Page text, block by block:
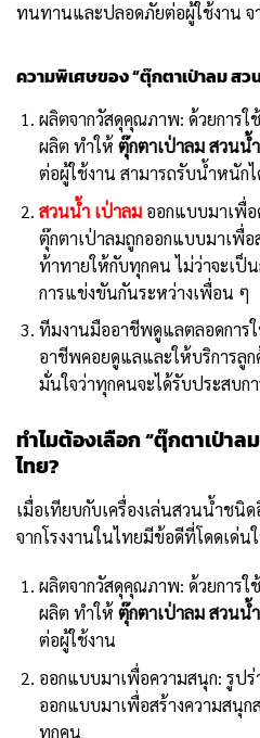
ทนทานและปลอดภัยต่อผู้ใช้งาน จ
ความพิเศษของ “ตุ๊กตาเป่าลม สว
ผลิตจากวัสดุคุณภาพ: ด้วยการใ
ผลิต ทำให้ ตุ๊กตาเป่าลม สวนน้ำ
ต่อผู้ใช้งาน สามารถรับน้ำหนัก
สวนน้ำ เป่าลม ออกแบบมาเพื่
ตุ๊กตาเป่าลมถูกออกแบบมาเพื่
ท้าทายให้กับทุกคน ไม่ว่าจะเป็
การแข่งขันกันระหว่างเพื่อน ๆ
ทีมงานมืออาชีพดูแลตลอดการ
อาชีพคอยดูแลและให้บริการลูก
มั่นใจว่าทุกคนจะได้รับประสบก
ทำไมต้องเลือก “ตุ๊กตาเป่าล
ไทย?
เมื่อเทียบกับเครื่องเล่นสวนน้ำชนิ
จากโรงงานในไทยมีข้อดีที่โดดเด่
ผลิตจากวัสดุคุณภาพ: ด้วยการใ
ผลิต ทำให้ ตุ๊กตาเป่าลม สวนน้ำ
ต่อผู้ใช้งาน
ออกแบบมาเพื่อความสนุก: รูป
ออกแบบมาเพื่อสร้างความสนุ
ทุกคน